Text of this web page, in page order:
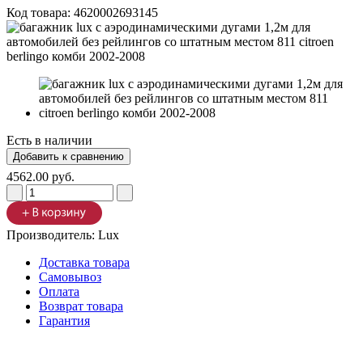
Код товара: 4620002693145
Есть в наличии
4562.00 руб.
Производитель: Lux
Доставка товара
Самовывоз
Оплата
Возврат товара
Гарантия